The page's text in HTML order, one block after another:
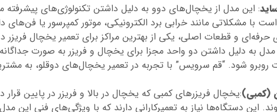
: این مدل از یخچال‌های دوو به دلیل داشتن تکنولوژی‌های
با مشکلاتی مانند خرابی برد الکترونیکی، موتور کمپرسور یا
و قطعات اصلی، یکی از بهترین مراکز برای تعمیر یخچال
مدل به دلیل داشتن دو واحد مجزا برای یخچال و فریزر به صورت
شود. “قم سرویس” با تجربه در تعمیر یخچال‌های دوقلو، به
(کمبی):یخچال فریزرهای کمبی که یخچال در بالا و فریزر در پایین
دستگاه‌ها نیاز به تعمیرکارانی دارند که با ویژگی‌های فنی این